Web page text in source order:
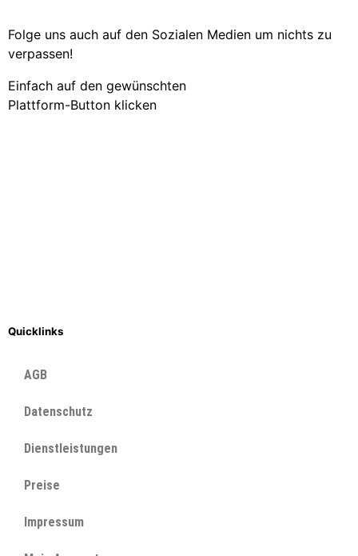
Folge uns auch auf den Sozialen Medien um nichts zu
verpassen!
Einfach auf den gewünschten
Plattform-Button klicken
Quicklinks
AGB
Datenschutz
Dienstleistungen
Preise
Impressum